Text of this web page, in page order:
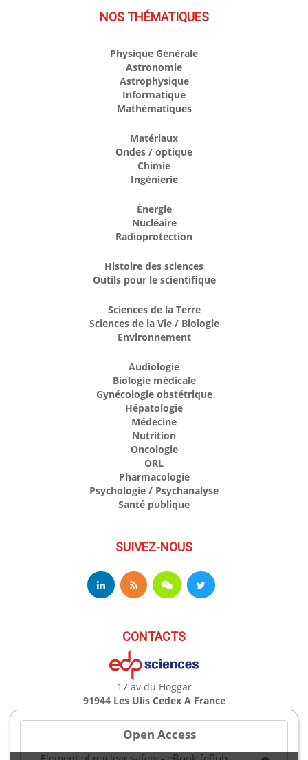
Open Access
NOS THÉMATIQUES
Physique Générale
Astronomie
Astrophysique
Informatique
Mathématiques
Matériaux
Ondes / optique
Chimie
Ingénierie
Énergie
Nucléaire
Radioprotection
Histoire des sciences
Outils pour le scientifique
Sciences de la Terre
Sciences de la Vie / Biologie
Environnement
Audiologie
Biologie médicale
Gynécologie obstétrique
Hépatologie
Médecine
Nutrition
Oncologie
ORL
Pharmacologie
Psychologie / Psychanalyse
Santé publique
SUIVEZ-NOUS
CONTACTS
17 av du Hoggar
91944 Les Ulis Cedex A France
Téléphone : +33 (0)1 69 18 75 75
Email : books@edpsciences.org
Ouvert du Lundi au Vendredi, de 9h30 à 16h30